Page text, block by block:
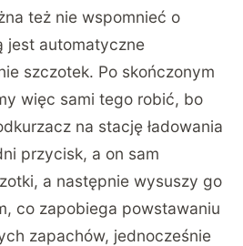
też nie wspomnieć o
jest automatyczne
szczotek. Po skończonym
więc sami tego robić, bo
na stację ładowania
przycisk, a on sam
a następnie wysuszy go
co zapobiega powstawaniu
zapachów, jednocześnie